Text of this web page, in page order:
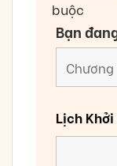
buộc
Bạn
Lịch